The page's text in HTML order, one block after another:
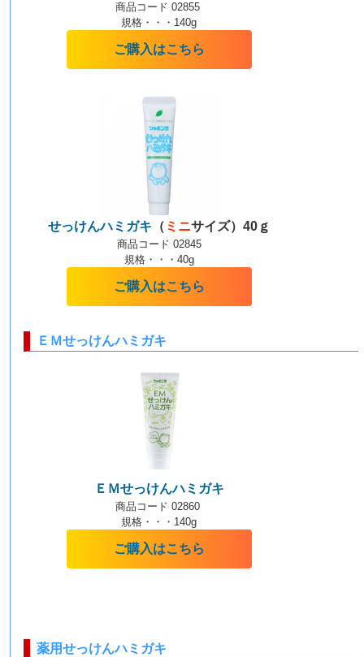
商品コード 02855
規格・・・140g
ご購入はこちら
せっけんハミガキ （ ミニサイズ）40ｇ
商品コード 02845
規格・・・40g
ご購入はこちら
ＥＭせっけんハミガキ
ＥＭせっけんハミガキ
商品コード 02860
規格・・・140g
ご購入はこちら
薬用せっけんハミガキ